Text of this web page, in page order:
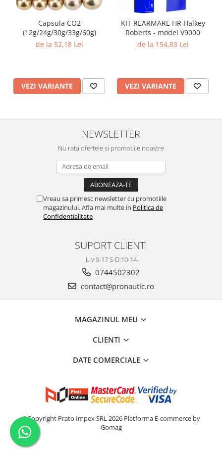
Capsula CO2
(12g/24g/30g/33g/60g)
de la 52,18 Lei
VEZI VARIANTE
KIT REARMARE HR Halkey
Roberts - model V9000
de la 154,83 Lei
VEZI VARIANTE
NEWSLETTER
Nu rata ofertele si promotiile noastre
Vreau sa primesc newsletter cu promotiile
magazinului. Afla mai multe in Politica de
Confidentialitate
SUPORT CLIENTI
L-v:9-17 S-D:10-14
0744502302
contact@pronautic.ro
MAGAZINUL MEU
CLIENTI
DATE COMERCIALE
©Copyright Prato Impex SRL 2026 Platforma E-commerce by
Gomag